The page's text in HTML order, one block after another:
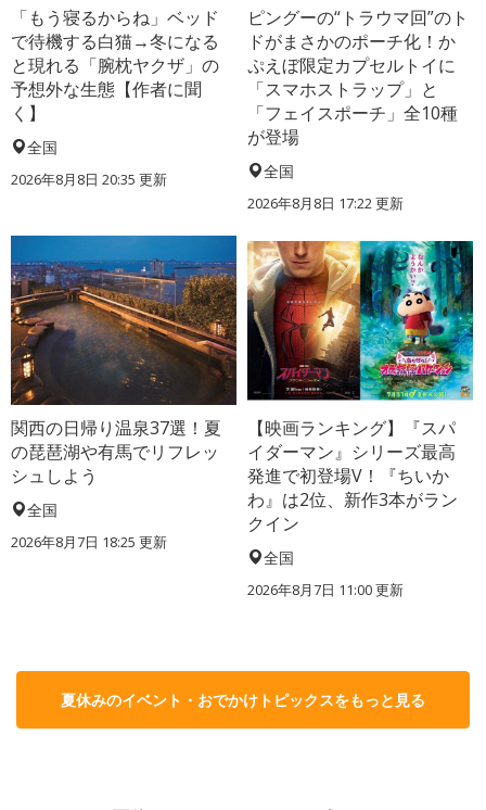
「もう寝るからね」ベッド
で待機する白猫→冬になる
と現れる「腕枕ヤクザ」の
予想外な生態【作者に聞
く】
全国
2026年8月8日 20:35 更新
ピングーの“トラウマ回”のト
ドがまさかのポーチ化！か
ぷえぼ限定カプセルトイに
「スマホストラップ」と
「フェイスポーチ」全10種
が登場
全国
2026年8月8日 17:22更新
関西の日帰り温泉37選！夏
の琵琶湖や有馬でリフレッ
シュしよう
全国
2026年8月7日 18:25 更新
【映画ランキング】『スパ
イダーマン』シリーズ最高
発進で初登場V！『ちいか
わ』は2位、新作3本がラン
クイン
全国
2026年8月7日 11:00更新
夏休みのイベント・おでかけトピックスをもっと見る